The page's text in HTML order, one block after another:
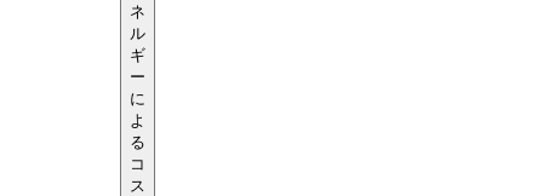
ネ
ル
ギ
ー
に
よ
る
コ
ス